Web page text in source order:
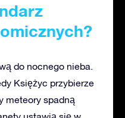
do nocnego nieba.
Księżyc przybierze
meteory spadną